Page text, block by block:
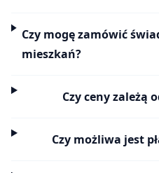
Czy mogę zamówić
mieszkań?
Czy ceny zależą
Czy możliwa jest